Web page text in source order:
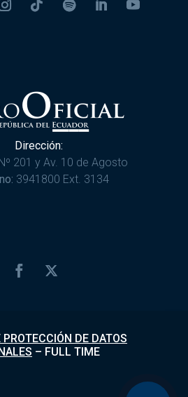
Dirección:
201 y Av. 10 de Agosto
3941800 Ext. 3134
DE DATOS
– FULL TIME